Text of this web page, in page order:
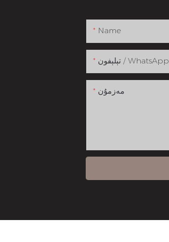
Name
تېلېفون / WhatsApp
مەزمۇن